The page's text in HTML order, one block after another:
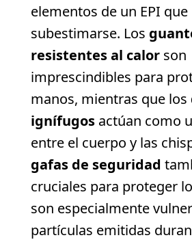
elementos de un EPI
subestimarse. Los
resistentes al calorson
imprescindibles para
manos, mientras que los
ignífugosactúan como
entre el cuerpo y las
gafas de seguridad
cruciales para proteger
son especialmente
partículas emitidas